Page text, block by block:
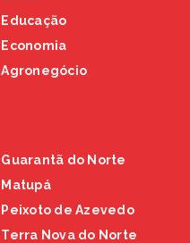
Educação
Economia
Agronegócio
Guarantã do Norte
Matupá
Peixoto de Azevedo
Terra Nova do Norte